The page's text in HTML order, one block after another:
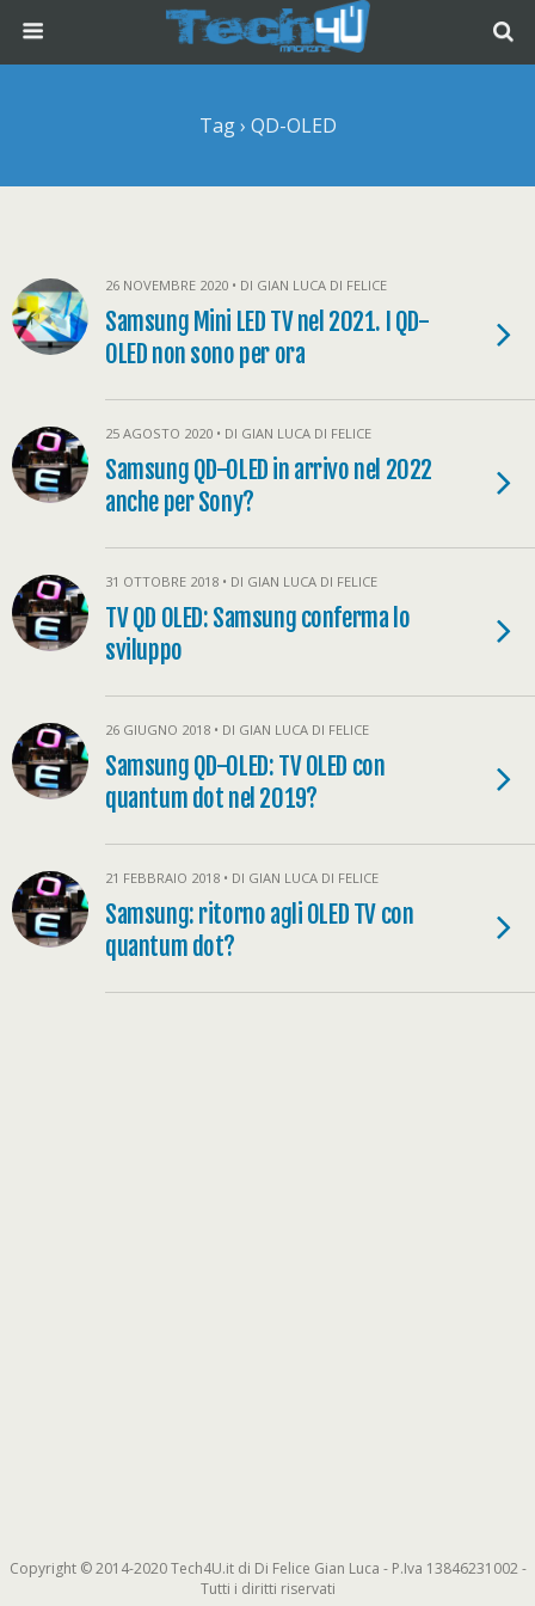
Tag › QD-OLED
26 NOVEMBRE 2020 • DI GIAN LUCA DI FELICE
Samsung Mini LED TV nel 2021. I QD-
OLED non sono per ora
25 AGOSTO 2020 • DI GIAN LUCA DI FELICE
Samsung QD-OLED in arrivo nel 2022
anche per Sony?
31 OTTOBRE 2018 • DI GIAN LUCA DI FELICE
TV QD OLED: Samsung conferma lo
sviluppo
26 GIUGNO 2018 • DI GIAN LUCA DI FELICE
Samsung QD-OLED: TV OLED con
quantum dot nel 2019?
21 FEBBRAIO 2018 • DI GIAN LUCA DI FELICE
Samsung: ritorno agli OLED TV con
quantum dot?
Copyright © 2014-2020 Tech4U.it di Di Felice Gian Luca - P.Iva 13846231002 -
Tutti i diritti riservati